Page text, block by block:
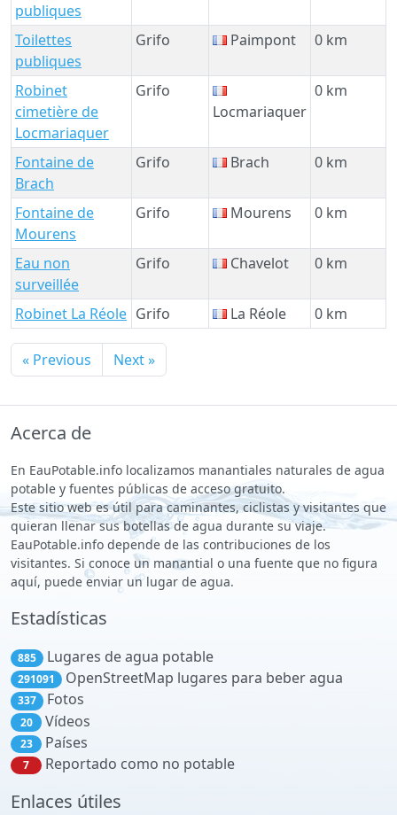
publiques
Toilettes
publiques
Grifo Paimpont 0 km
Robinet
cimetière de
Locmariaquer
Grifo
Locmariaquer
0 km
Fontaine de
Brach
Grifo Brach 0 km
Fontaine de
Mourens
Grifo Mourens 0 km
Eau non
surveillée
Grifo Chavelot 0 km
Robinet La Réole Grifo La Réole 0 km
« Previous Next »
Acerca de
En EauPotable.info localizamos manantiales naturales de agua
potable y fuentes públicas de acceso gratuito.
Este sitio web es útil para caminantes, ciclistas y visitantes que
quieran llenar sus botellas de agua durante su viaje.
EauPotable.info depende de las contribuciones de los
visitantes. Si conoce un manantial o una fuente que no figura
aquí, puede enviar un lugar de agua.
Estadísticas
885 Lugares de agua potable
291091 OpenStreetMap lugares para beber agua
337 Fotos
20 Vídeos
23 Países
7 Reportado como no potable
Enlaces útiles